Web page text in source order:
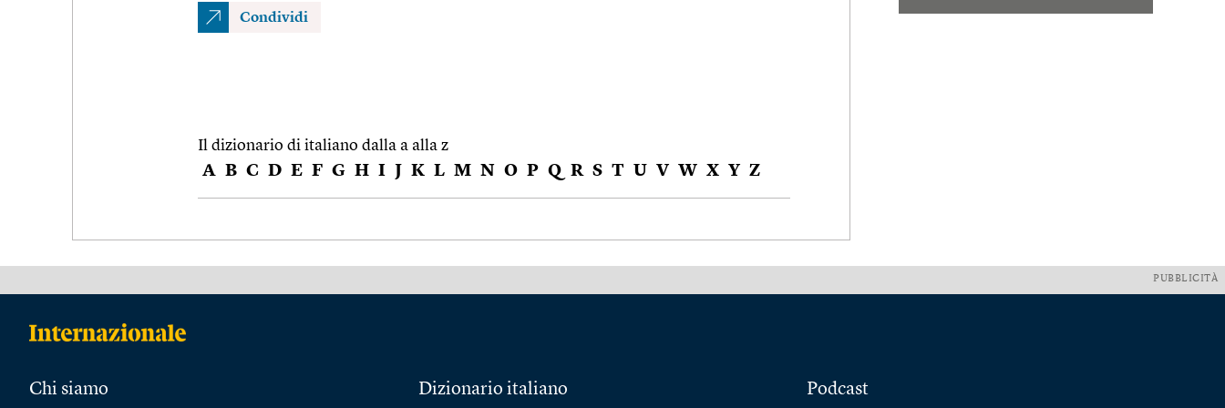
Condividi
Il dizionario di italiano dalla a alla z
A B C D E F G H I J K L M N O P Q R S T U V W X Y Z
PUBBLICITÀ
Chi siamo Dizionario italiano Podcast